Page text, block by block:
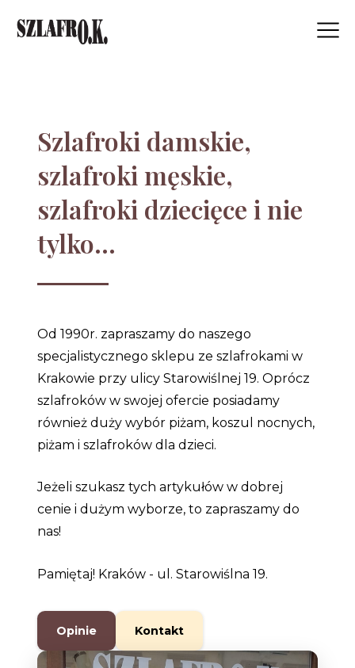
Nasza Oferta
Szlafroki damskie,
szlafroki męskie,
szlafroki dziecięce i nie
tylko...
Od 1990r. zapraszamy do naszego
specjalistycznego sklepu ze szlafrokami w
Krakowie przy ulicy Starowiślnej 19. Oprócz
szlafroków w swojej ofercie posiadamy
również duży wybór piżam, koszul nocnych,
piżam i szlafroków dla dzieci.
Jeżeli szukasz tych artykułów w dobrej
cenie i dużym wyborze, to zapraszamy do
nas!
Pamiętaj! Kraków - ul. Starowiślna 19.
Opinie Kontakt